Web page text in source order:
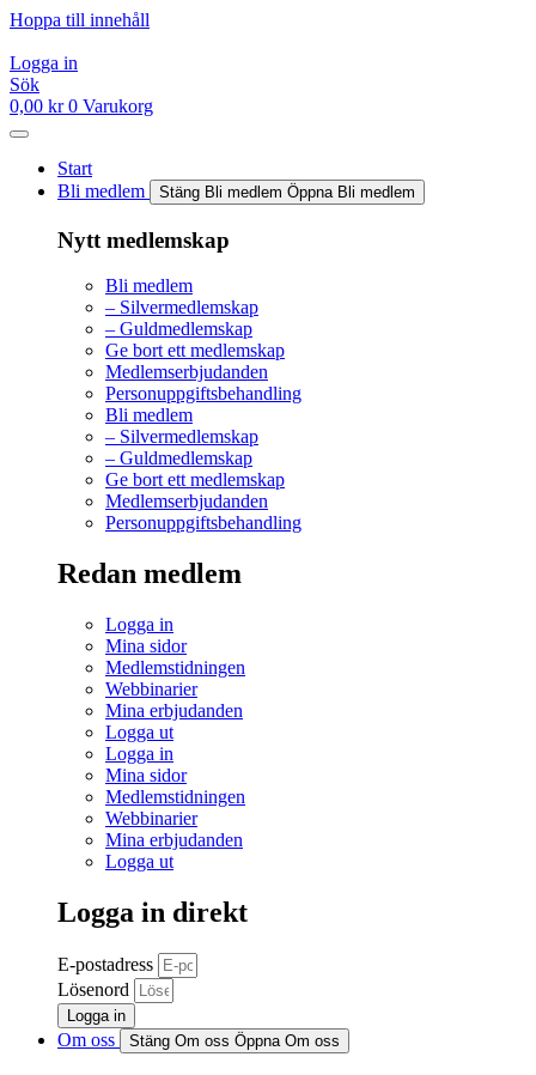
Hoppa till innehåll
Logga in
Sök
0,00 kr 0 Varukorg
Start
Bli medlem
Stäng Bli medlem Öppna Bli medlem
Nytt medlemskap
Bli medlem
– Silvermedlemskap
– Guldmedlemskap
Ge bort ett medlemskap
Medlemserbjudanden
Personuppgiftsbehandling
Bli medlem
– Silvermedlemskap
– Guldmedlemskap
Ge bort ett medlemskap
Medlemserbjudanden
Personuppgiftsbehandling
Redan medlem
Logga in
Mina sidor
Medlemstidningen
Webbinarier
Mina erbjudanden
Logga ut
Logga in
Mina sidor
Medlemstidningen
Webbinarier
Mina erbjudanden
Logga ut
Logga in direkt
E-postadress
Lösenord
Logga in
Om oss Stäng Om oss Öppna Om oss